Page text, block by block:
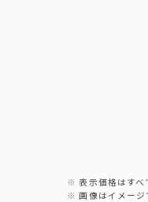
表示価格はすべ
画像はイメージ